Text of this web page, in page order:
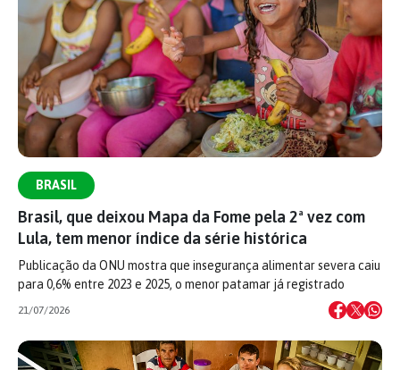
BRASIL
Brasil, que deixou Mapa da Fome pela 2ª vez com
Lula, tem menor índice da série histórica
Publicação da ONU mostra que insegurança alimentar severa caiu
para 0,6% entre 2023 e 2025, o menor patamar já registrado
21/07/2026